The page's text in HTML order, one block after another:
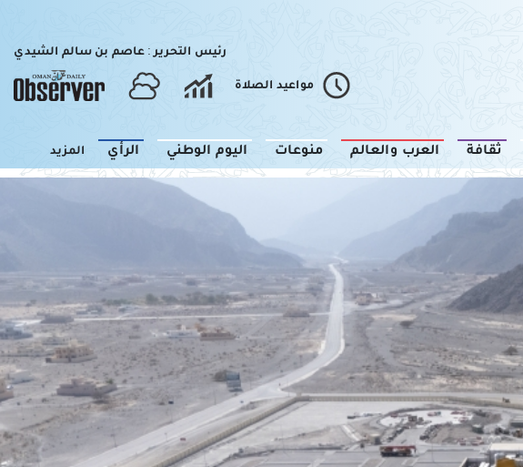
رئيس التحرير : عاصم بن سالم الشيدي
مواعيد الصلاة
ثقافة العرب والعالم منوعات اليوم الوطني الرأي المزيد